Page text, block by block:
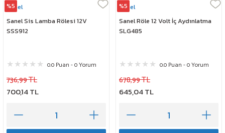
%5
Sanel
Sanel Sis Lamba Rölesi 12V
SSS912
0.0 Puan - 0 Yorum
736,99 TL
700,14 TL
%5
Sanel
Sanel Röle 12 Volt İç Aydınlatma
SLG485
0.0 Puan - 0 Yorum
678,99 TL
645,04 TL